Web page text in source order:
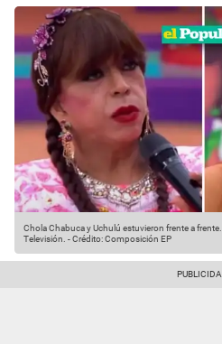
Chola Chabuca y Uchulú estuvieron frente a frente.
Televisión. -Crédito: Composición EP